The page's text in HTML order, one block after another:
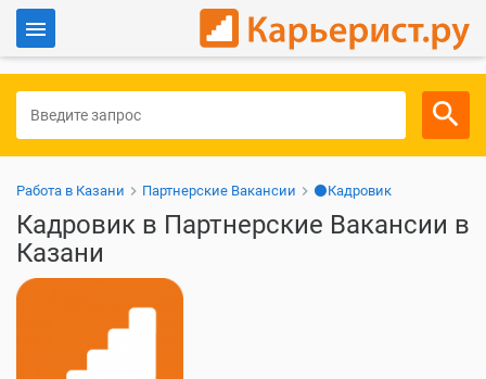
Для работодателей
Работа в Казани Партнерские Вакансии ⚫Кадровик
Кадровик в Партнерские Вакансии в
Казани